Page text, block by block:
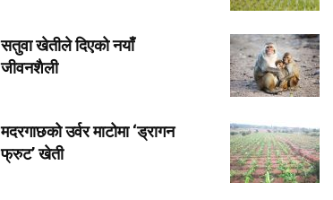
सतुवा खेतीले दिएको नयाँ
जीवनशैली
मदरगाछको उर्वर माटोमा ‘ड्रागन
फ्रुट’ खेती